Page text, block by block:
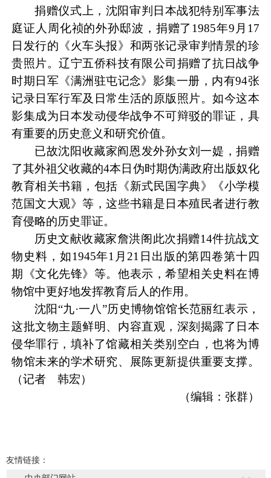
捐赠仪式上，沈阳审判日本战犯特别军事法
庭证人周化祯的外孙邸波，捐赠了1985年9月17
日发行的《火车头报》和两张记录审判情景的珍
贵照片。辽宁五侨科技有限公司捐赠了抗日战争
时期日军《满洲驻屯记念》影集一册，内有94张
记录日军行军及日常生活的原版照片。如今这本
影集成为日本发动侵华战争不可辩驳的罪证，具
有重要的历史意义和研究价值。
已故沈阳收藏家阎恩发外孙女刘一媞，捐赠
了其外祖父收藏的4本日伪时期伪满政府出版奴化
教育相关书籍，包括《新式民国字典》《小学模
范国文大观》等，这些书籍是日本殖民者进行教
育侵略的历史罪证。
历史文献收藏家詹洪阁此次捐赠14件抗战文
物史料，如1945年1月21日出版的第四卷第十四
期《文化先锋》等。他表示，希望相关史料在博
物馆中更好地发挥教育后人的作用。
沈阳“九·一八”历史博物馆馆长范丽红表示，
这批文物主题鲜明、内容直观，深刻揭露了日本
侵华罪行，填补了馆藏相关类别空白，也将为博
物馆未来的学术研究、展陈更新提供重要支撑。
（记者 韩宏）
（编辑：张群）
友情链接：